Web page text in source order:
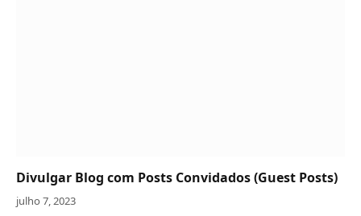
Divulgar Blog com Posts Convidados (Guest Posts)
julho 7, 2023